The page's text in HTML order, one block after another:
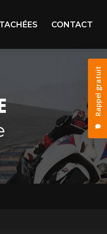
Rappel gratuit
CONTACT